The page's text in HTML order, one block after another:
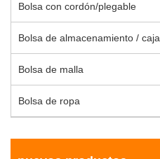
Bolsa con cordón/plegable
Bolsa de almacenamiento / caja
Bolsa de malla
Bolsa de ropa